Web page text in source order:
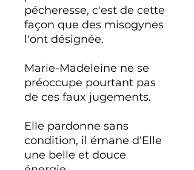
pécheresse, c'est de cette
façon que des misogynes
l'ont désignée.
Marie-Madeleine ne se
préoccupe pourtant pas
de ces faux jugements.
Elle pardonne sans
condition, il émane d'Elle
une belle et douce